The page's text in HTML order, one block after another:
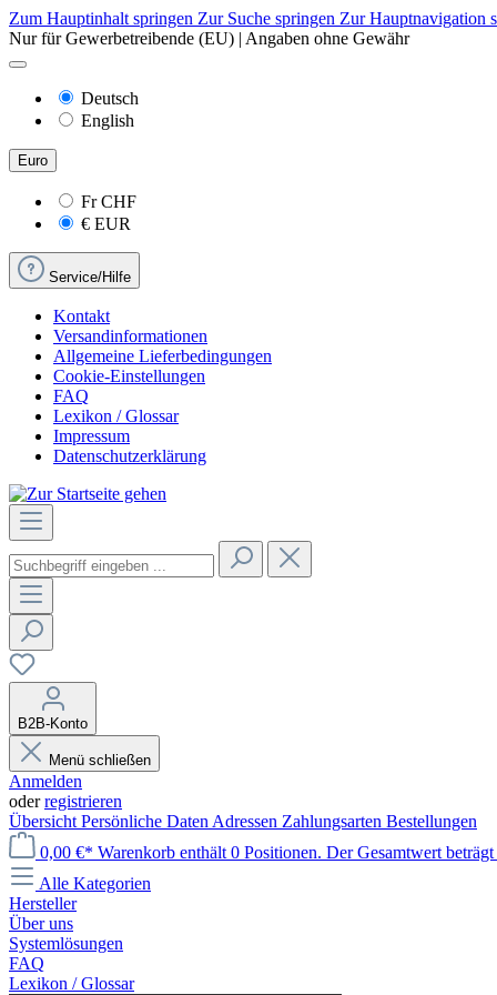
Zum Hauptinhalt springen Zur Suche springen Zur Hauptnavigation
Nur für Gewerbetreibende (EU) | Angaben ohne Gewähr
Deutsch
English
Euro
FrCHF
€ EUR
Service/Hilfe
Kontakt
Versandinformationen
Allgemeine Lieferbedingungen
Cookie-Einstellungen
FAQ
Lexikon / Glossar
Impressum
Datenschutzerklärung
B2B-Konto
Menü schließen
Anmelden
oderregistrieren
Übersicht Persönliche Daten Adressen Zahlungsarten Bestellungen
0,00 €* Warenkorb enthält 0 Positionen. Der Gesamtwert
Alle Kategorien
Hersteller
Über uns
Systemlösungen
FAQ
Lexikon / Glossar